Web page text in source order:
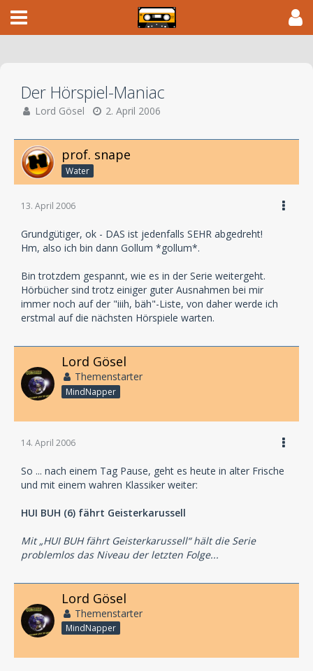
Der Hörspiel-Maniac
Lord Gösel 2. April 2006
prof. snape
Water
13. April 2006
Grundgütiger, ok - DAS ist jedenfalls SEHR abgedreht!
Hm, also ich bin dann Gollum *gollum*.
Bin trotzdem gespannt, wie es in der Serie weitergeht.
Hörbücher sind trotz einiger guter Ausnahmen bei mir
immer noch auf der "iiih, bäh"-Liste, von daher werde ich
erstmal auf die nächsten Hörspiele warten.
Lord Gösel
Themenstarter
MindNapper
14. April 2006
So ... nach einem Tag Pause, geht es heute in alter Frische
und mit einem wahren Klassiker weiter:
HUI BUH (6) fährt Geisterkarussell
Mit „HUI BUH fährt Geisterkarussell“ hält die Serie
problemlos das Niveau der letzten Folge...
Lord Gösel
Themenstarter
MindNapper